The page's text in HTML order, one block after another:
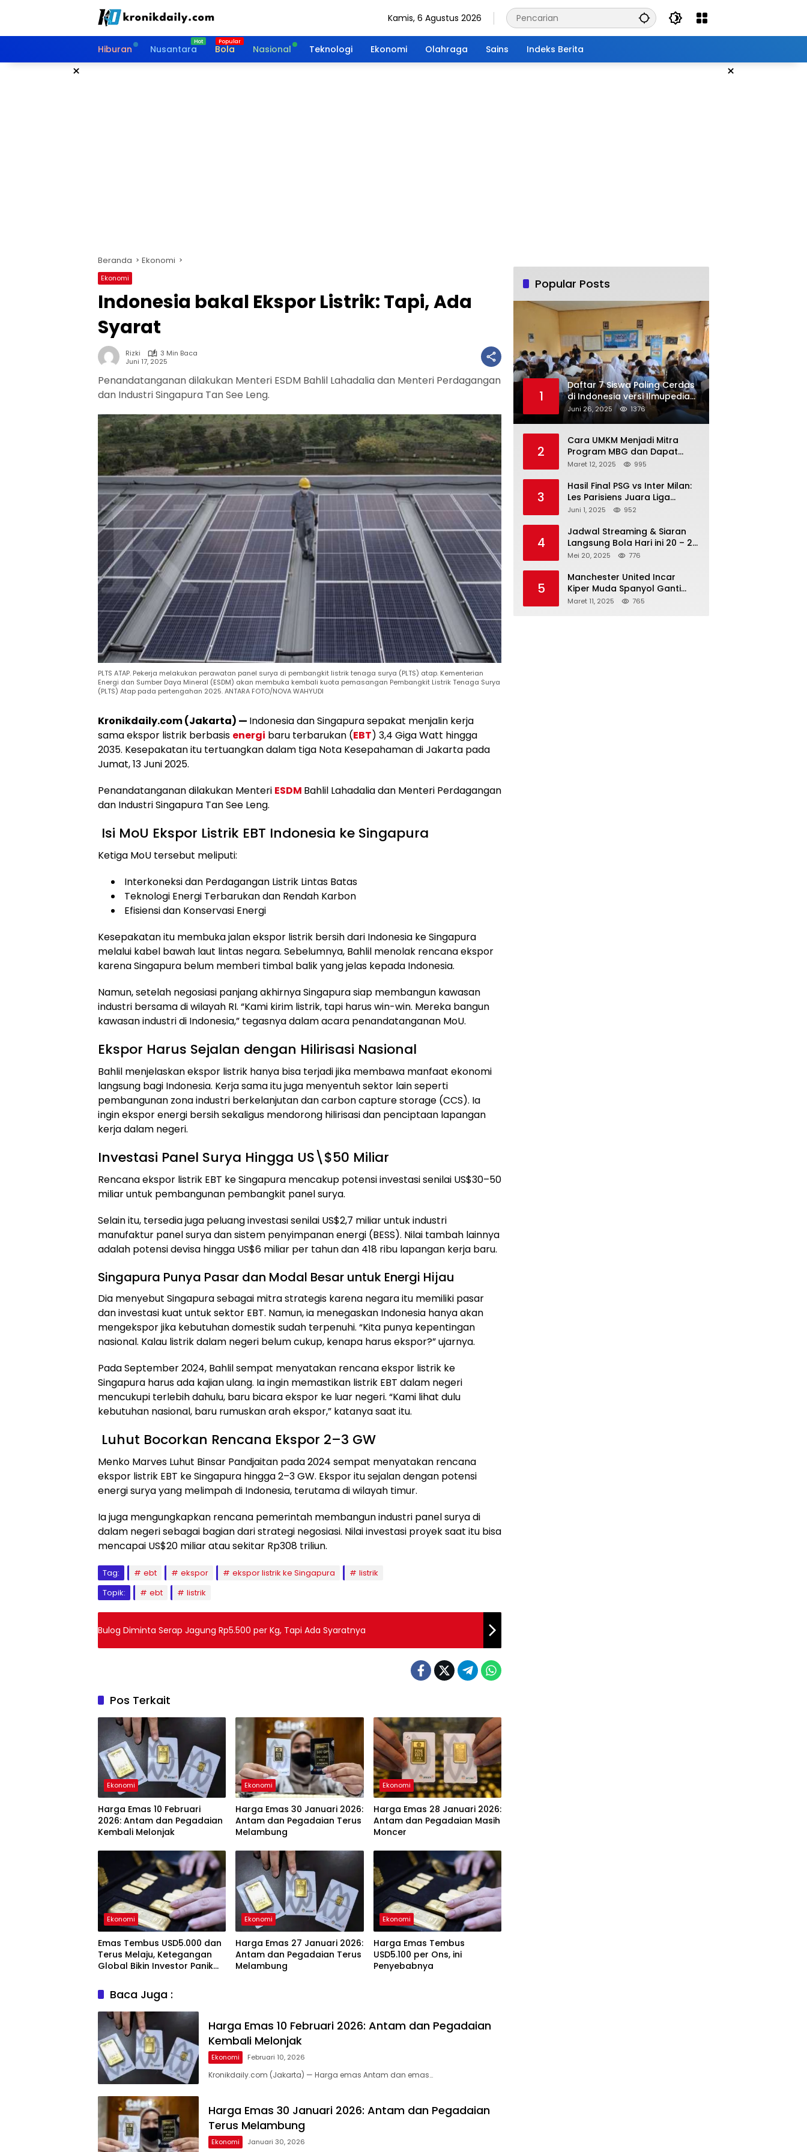
Kamis, 6 Agustus 2026
Hiburan Nusantara Bola Nasional Teknologi Ekonomi Olahraga Sains Indeks Berita
× ×
Beranda Ekonomi
Ekonomi
Indonesia bakal Ekspor Listrik: Tapi, Ada
Syarat
Rizki
3 Min Baca
Juni 17, 2025
Penandatanganan dilakukan Menteri ESDM Bahlil Lahadalia dan Menteri Perdagangan
dan Industri Singapura Tan See Leng.
PLTS ATAP. Pekerja melakukan perawatan panel surya di pembangkit listrik tenaga surya (PLTS) atap. Kementerian
Energi dan Sumber Daya Mineral (ESDM) akan membuka kembali kuota pemasangan Pembangkit Listrik Tenaga Surya
(PLTS) Atap pada pertengahan 2025. ANTARA FOTO/NOVA WAHYUDI
Kronikdaily.com (Jakarta) — Indonesia dan Singapura sepakat menjalin kerja
sama ekspor listrik berbasis energi baru terbarukan (EBT) 3,4 Giga Watt hingga
2035. Kesepakatan itu tertuangkan dalam tiga Nota Kesepahaman di Jakarta pada
Jumat, 13 Juni 2025.
Penandatanganan dilakukan Menteri ESDM Bahlil Lahadalia dan Menteri Perdagangan
dan Industri Singapura Tan See Leng.
Isi MoU Ekspor Listrik EBT Indonesia ke Singapura
Ketiga MoU tersebut meliputi:
Interkoneksi dan Perdagangan Listrik Lintas Batas
Teknologi Energi Terbarukan dan Rendah Karbon
Efisiensi dan Konservasi Energi
Kesepakatan itu membuka jalan ekspor listrik bersih dari Indonesia ke Singapura
melalui kabel bawah laut lintas negara. Sebelumnya, Bahlil menolak rencana ekspor
karena Singapura belum memberi timbal balik yang jelas kepada Indonesia.
Namun, setelah negosiasi panjang akhirnya Singapura siap membangun kawasan
industri bersama di wilayah RI. “Kami kirim listrik, tapi harus win-win. Mereka bangun
kawasan industri di Indonesia,” tegasnya dalam acara penandatanganan MoU.
Ekspor Harus Sejalan dengan Hilirisasi Nasional
Bahlil menjelaskan ekspor listrik hanya bisa terjadi jika membawa manfaat ekonomi
langsung bagi Indonesia. Kerja sama itu juga menyentuh sektor lain seperti
pembangunan zona industri berkelanjutan dan carbon capture storage (CCS). Ia
ingin ekspor energi bersih sekaligus mendorong hilirisasi dan penciptaan lapangan
kerja dalam negeri.
Investasi Panel Surya Hingga US\$50 Miliar
Rencana ekspor listrik EBT ke Singapura mencakup potensi investasi senilai US$30–50
miliar untuk pembangunan pembangkit panel surya.
Selain itu, tersedia juga peluang investasi senilai US$2,7 miliar untuk industri
manufaktur panel surya dan sistem penyimpanan energi (BESS). Nilai tambah lainnya
adalah potensi devisa hingga US$6 miliar per tahun dan 418 ribu lapangan kerja baru.
Singapura Punya Pasar dan Modal Besar untuk Energi Hijau
Dia menyebut Singapura sebagai mitra strategis karena negara itu memiliki pasar
dan investasi kuat untuk sektor EBT. Namun, ia menegaskan Indonesia hanya akan
mengekspor jika kebutuhan domestik sudah terpenuhi. “Kita punya kepentingan
nasional. Kalau listrik dalam negeri belum cukup, kenapa harus ekspor?” ujarnya.
Pada September 2024, Bahlil sempat menyatakan rencana ekspor listrik ke
Singapura harus ada kajian ulang. Ia ingin memastikan listrik EBT dalam negeri
mencukupi terlebih dahulu, baru bicara ekspor ke luar negeri. “Kami lihat dulu
kebutuhan nasional, baru rumuskan arah ekspor,” katanya saat itu.
Luhut Bocorkan Rencana Ekspor 2–3 GW
Menko Marves Luhut Binsar Pandjaitan pada 2024 sempat menyatakan rencana
ekspor listrik EBT ke Singapura hingga 2–3 GW. Ekspor itu sejalan dengan potensi
energi surya yang melimpah di Indonesia, terutama di wilayah timur.
Ia juga mengungkapkan rencana pemerintah membangun industri panel surya di
dalam negeri sebagai bagian dari strategi negosiasi. Nilai investasi proyek saat itu bisa
mencapai US$20 miliar atau sekitar Rp308 triliun.
Tag: ebt ekspor ekspor listrik ke Singapura
listrik
Topik:
ebt listrik
Bulog Diminta Serap Jagung Rp5.500 per Kg, Tapi Ada Syaratnya
Pos Terkait
Ekonomi
Harga Emas 10 Februari
2026: Antam dan Pegadaian
Kembali Melonjak
Ekonomi
Harga Emas 30 Januari 2026:
Antam dan Pegadaian Terus
Melambung
Ekonomi
Harga Emas 28 Januari 2026:
Antam dan Pegadaian Masih
Moncer
Ekonomi
Emas Tembus USD5.000 dan
Terus Melaju, Ketegangan
Global Bikin Investor Panik
Ekonomi
Harga Emas 27 Januari 2026:
Antam dan Pegadaian Terus
Melambung
Ekonomi
Harga Emas Tembus
USD5.100 per Ons, ini
Penyebabnya
Baca Juga :
Harga Emas 10 Februari 2026: Antam dan Pegadaian
Kembali Melonjak
Ekonomi Februari 10, 2026
Kronikdaily.com (Jakarta) — Harga emas Antam dan emas…
Harga Emas 30 Januari 2026: Antam dan Pegadaian
Terus Melambung
Ekonomi Januari 30, 2026
Popular Posts
1
Daftar 7 Siswa Paling Cerdas
di Indonesia versi Ilmupedia
Tryout UTBK 2025
Juni 26, 2025 1376
2
Cara UMKM Menjadi Mitra
Program MBG dan Dapat
Modal Hingga Rp500 Juta
Maret 12, 2025 995
3
Hasil Final PSG vs Inter Milan:
Les Parisiens Juara Liga
Champions 2025 usai Bantai il
Juni 1, 2025 952
4
Jadwal Streaming & Siaran
Langsung Bola Hari ini 20 – 21
Mei 2025: Manchester City vs
Mei 20, 2025 776
5
Manchester United Incar
Kiper Muda Spanyol Ganti
Andre Onana
Maret 11, 2025 765